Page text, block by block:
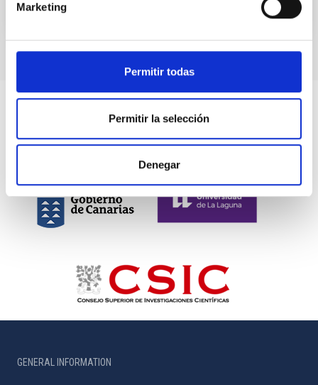
Marketing
Permitir todas
Permitir la selección
Denegar
GENERAL INFORMATION